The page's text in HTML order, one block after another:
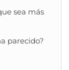
sea más
parecido?